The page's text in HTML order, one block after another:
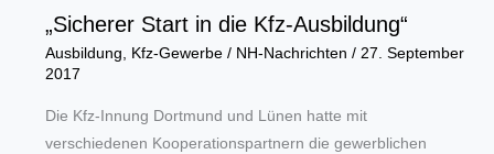
„Sicherer Start in die Kfz-Ausbildung“
Ausbildung Kfz-Gewerbe/ NH-Nachrichten / 27. September
2017
Die Kfz-Innung Dortmund und Lünen hatte mit
verschiedenen Kooperationspartnern die gewerblichen